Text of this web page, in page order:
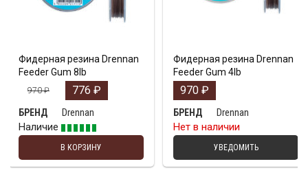
Фидерная резина Drennan
Feeder Gum 8lb
970₽ 776 ₽
БРЕНД
Drennan
Наличие
В КОРЗИНУ
Фидерная резина Drennan
Feeder Gum 4lb
970 ₽
БРЕНД
Drennan
Нет в наличии
УВЕДОМИТЬ